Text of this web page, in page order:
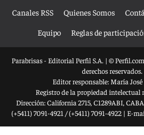
Canales RSS Quienes Somos
Equipo
Reglas de
Parabrisas - Editorial Perfil S.A. | ©
derechos reservados.
Editor responsable: María José
Registro de la propiedad intelectual
Dirección:California 2715, C1289ABI,
(+5411) 7091-4921 /(+5411) 7091-4922| E-